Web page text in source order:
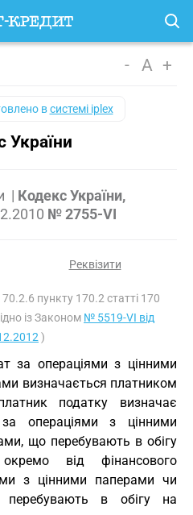
- A +
всистемі iplex
України
| Кодекс України,
№ 2755-VI
Реквізити
пункту 170.2 статті 170
із Законом № 5519-VI від
)
за операціями з цінними
визначається платником
податку визначає
за операціями з цінними
що перебувають в обігу
від фінансового
з цінними паперами чи
в обігу на